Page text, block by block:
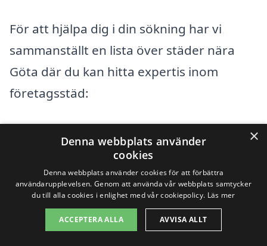
För att hjälpa dig i din sökning har vi
sammanställt en lista över städer nära
Göta där du kan hitta expertis inom
företagsstäd:
Nödinge
Kungälv
×
Denna webbplats använder
cookies
Denna webbplats använder cookies för att förbättra
användarupplevelsen. Genom att använda vår webbplats samtycker
du till alla cookies i enlighet med vår cookiepolicy. Läs mer
ACCEPTERA ALLA AVVISA ALLT